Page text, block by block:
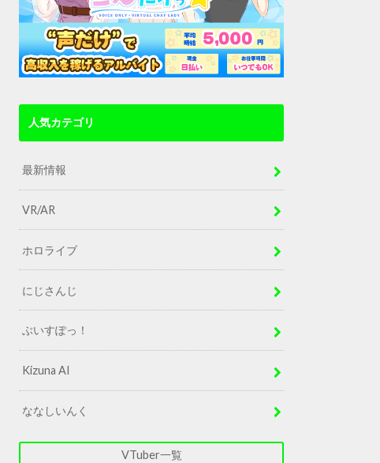
人気カテゴリ
最新情報
VR/AR
ホロライブ
にじさんじ
ぶいすぽっ！
Kizuna AI
ななしいんく
VTuber一覧